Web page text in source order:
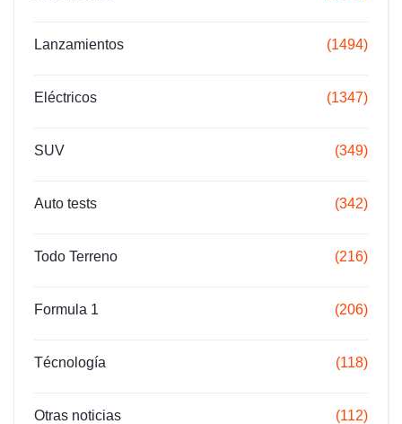
Lanzamientos (1494)
Eléctricos (1347)
SUV (349)
Auto tests (342)
Todo Terreno (216)
Formula 1 (206)
Técnología (118)
Otras noticias (112)